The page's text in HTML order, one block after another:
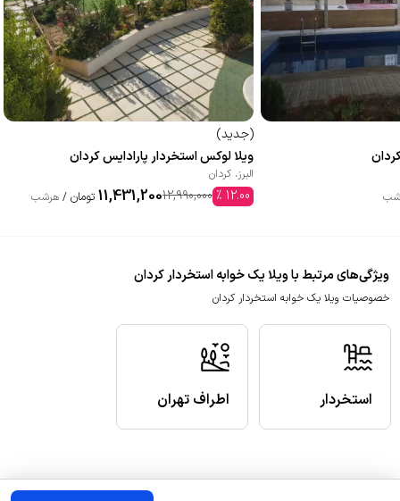
(جدید)
ویلا لوکس استخردار پارادایس کردان
البرز، کردان
12.00
%
12,990,000
11,431,200 تومان / هرشب
ویژگی‌های مرتبط با ویلا یک خوابه استخردار کردان
خصوصیات ویلا یک خوابه استخردار کردان
استخردار اطراف تهران